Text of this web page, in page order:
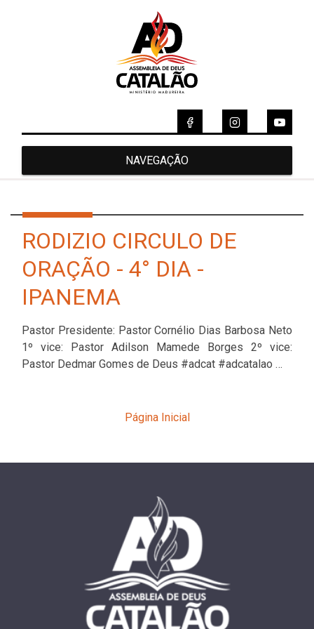
NAVEGAÇÃO
RODIZIO CIRCULO DE
ORAÇÃO - 4° DIA -
IPANEMA
Pastor Presidente: Pastor Cornélio Dias Barbosa Neto
1º vice: Pastor Adilson Mamede Borges 2º vice:
Pastor Dedmar Gomes de Deus #adcat #adcatalao …
Página Inicial